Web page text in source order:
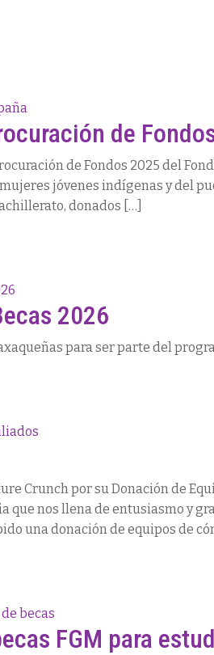
de
de Fondos 2025 del
jóvenes indígenas y del
donados […]
2026
para ser parte del
Crunch por su Donación de
nos llena de entusiasmo y
una donación de equipos de
becas
FGM para